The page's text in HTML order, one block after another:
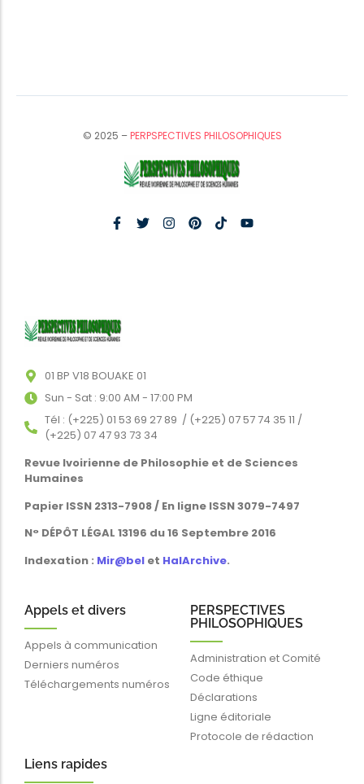
© 2025 –PERPSPECTIVES PHILOSOPHIQUES
01 BP V18 BOUAKE 01
Sun - Sat : 9:00 AM - 17:00 PM
Tél : (+225) 01 53 69 27 89 / (+225) 07 57 74 35 11 /
(+225) 07 47 93 73 34
Revue Ivoirienne de Philosophie et de Sciences
Humaines
Papier ISSN 2313-7908 / En ligne ISSN 3079-7497
N° DÉPÔT LÉGAL 13196 du 16 Septembre 2016
Indexation : Mir@bel et HalArchive.
Appels et divers
Appels à communication
Derniers numéros
Téléchargements numéros
PERSPECTIVES
PHILOSOPHIQUES
Administration et Comité
Code éthique
Déclarations
Ligne éditoriale
Protocole de rédaction
Liens rapides